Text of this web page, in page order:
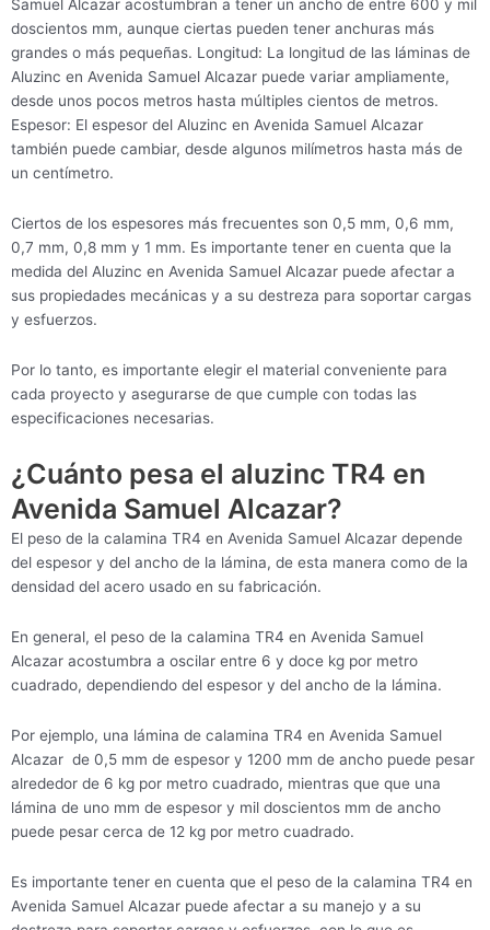
Samuel Alcazar acostumbran a tener un ancho de entre 600 y mil
doscientos mm, aunque ciertas pueden tener anchuras más
grandes o más pequeñas. Longitud: La longitud de las láminas de
Aluzinc en Avenida Samuel Alcazar puede variar ampliamente,
desde unos pocos metros hasta múltiples cientos de metros.
Espesor: El espesor del Aluzinc en Avenida Samuel Alcazar
también puede cambiar, desde algunos milímetros hasta más de
un centímetro.
Ciertos de los espesores más frecuentes son 0,5 mm, 0,6 mm,
0,7 mm, 0,8 mm y 1 mm. Es importante tener en cuenta que la
medida del Aluzinc en Avenida Samuel Alcazar puede afectar a
sus propiedades mecánicas y a su destreza para soportar cargas
y esfuerzos.
Por lo tanto, es importante elegir el material conveniente para
cada proyecto y asegurarse de que cumple con todas las
especificaciones necesarias.
¿Cuánto pesa el aluzinc TR4 en
Avenida Samuel Alcazar?
El peso de la calamina TR4 en Avenida Samuel Alcazar depende
del espesor y del ancho de la lámina, de esta manera como de la
densidad del acero usado en su fabricación.
En general, el peso de la calamina TR4 en Avenida Samuel
Alcazar acostumbra a oscilar entre 6 y doce kg por metro
cuadrado, dependiendo del espesor y del ancho de la lámina.
Por ejemplo, una lámina de calamina TR4 en Avenida Samuel
Alcazar de 0,5 mm de espesor y 1200 mm de ancho puede pesar
alrededor de 6 kg por metro cuadrado, mientras que que una
lámina de uno mm de espesor y mil doscientos mm de ancho
puede pesar cerca de 12 kg por metro cuadrado.
Es importante tener en cuenta que el peso de la calamina TR4 en
Avenida Samuel Alcazar puede afectar a su manejo y a su